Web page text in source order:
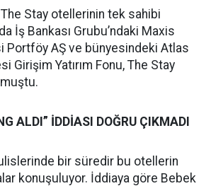
The Stay otellerinin tek sahibi
İş Bankası Grubu’ndaki Maxis
Portföy AŞ ve bünyesindeki Atlas
Girişim Yatırım Fonu, The Stay
ALDI” İDDİASI DOĞRU ÇIKMADI
bir süredir bu otellerin
konuşuluyor. İddiaya göre Bebek